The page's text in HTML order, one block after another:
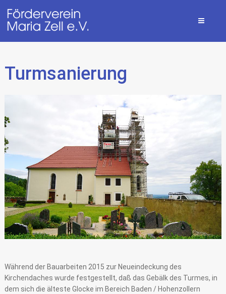
Turmsanierung
Während der Bauarbeiten 2015 zur Neueindeckung des
Kirchendaches wurde festgestellt, daß das Gebälk des Turmes, in
dem sich die älteste Glocke im Bereich Baden / Hohenzollern